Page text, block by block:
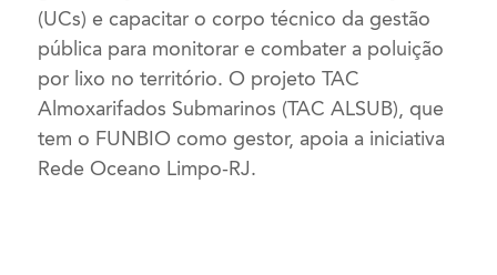
(UCs) e capacitar o corpo técnico da gestão
pública para monitorar e combater a poluição
por lixo no território. O projeto TAC
Almoxarifados Submarinos (TAC ALSUB), que
tem o FUNBIO como gestor, apoia a iniciativa
Rede Oceano Limpo-RJ.